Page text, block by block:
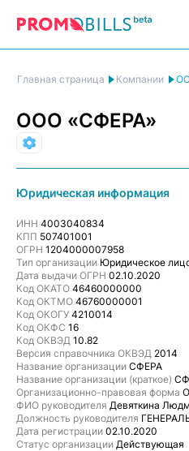
Главная страница Компании
ООО «СФЕРА»
Юридическая информация
ИНН 4003040834
КПП 507401001
ОГРН 1204000007958
Тип организации Юридическое
Дата выдачи ОГРН 02.10.2020
Код ОКАТО 46460000000
Код ОКТМО 46760000001
Код ОКОГУ 4210014
Код ОКФС 16
Код ОКВЭД 10.82
Версия справочника ОКВЭД 2014
Название организации СФЕРА
Название организации (краткое)
Организационно-правовая форма
ФИО руководителя Девяткина
Должность руководителя
Дата регистрации 02.10.2020
Статус организации Действующая